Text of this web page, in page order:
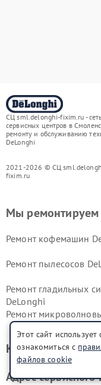
СЦ sml.delonghi-fixim.ru - сеть
сервисных центров в
ремонту и обслуживанию
DeLonghi
2021-2026 © СЦ
fixim.ru
Мы ремонтируем
Ремонт кофемашин
Ремонт пылесосов
Ремонт гладильных
DeLonghi
Ремонт
печей DeLonghi
Ремонт стиральных
DeLonghi
Контакты сервис
Адрес сервисного
Этот сайт
ознакомиться с
файлов cookie